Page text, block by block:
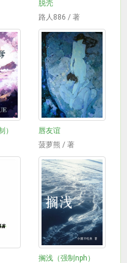
脱壳
路人886 / 著
）
唇友谊
菠萝熊 / 著
搁浅（强制nph）